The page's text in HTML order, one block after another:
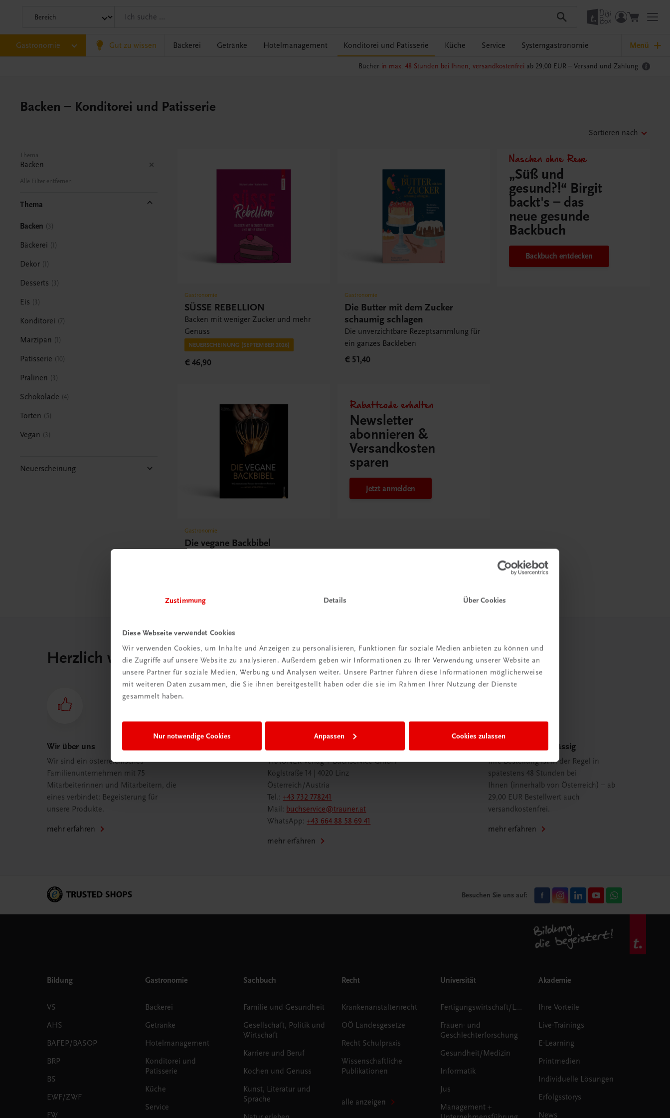
Zustimmung Details Über Cookies
Diese Webseite verwendet Cookies
Wir verwenden Cookies, um Inhalte und Anzeigen zu personalisieren, Funktionen für soziale Medien anbieten zu können und
die Zugriffe auf unsere Website zu analysieren. Außerdem geben wir Informationen zu Ihrer Verwendung unserer Website an
unsere Partner für soziale Medien, Werbung und Analysen weiter. Unsere Partner führen diese Informationen möglicherweise
mit weiteren Daten zusammen, die Sie ihnen bereitgestellt haben oder die sie im Rahmen Ihrer Nutzung der Dienste
gesammelt haben.
Nur notwendige Cookies Anpassen Cookies zulassen
Gastronomie Gut zu wissen Bäckerei Getränke Hotelmanagement Konditorei und Patisserie Küche Service Systemgastronomie Menü
Bücher in max. 48 Stunden bei Ihnen, versandkostenfrei ab 29,00 EUR – Versand und Zahlung
Backen – Konditorei und Patisserie
Sortieren nach
Thema
Backen
Alle Filter entfernen
Thema
Backen 3
Bäckerei 1
Dekor 1
Desserts 3
Eis 3
Konditorei 7
Marzipan 1
Patisserie 10
Pralinen 3
Schokolade 4
Torten 5
Vegan 3
Neuerscheinung
Gastronomie
SÜSSE REBELLION
Backen mit weniger Zucker und mehr
Genuss
NEUERSCHEINUNG (SEPTEMBER 2026)
€ 46,90
Gastronomie
Die Butter mit dem Zucker
schaumig schlagen
Die unverzichtbare Rezeptsammlung für
ein ganzes Backleben
€ 51,40
Naschen ohne Reue
„Süß und
gesund?!“ Birgit
backt's – das
neue gesunde
Backbuch
Backbuch entdecken
Gastronomie
Die vegane Backbibel
Rabattcode erhalten
Newsletter
abonnieren &
Versandkosten
sparen
Jetzt anmelden
Herzlich willkommen bei TRAUNER!
Wir über uns
Wir sind ein österreichisches
Familienunternehmen mit 75
Mitarbeiterinnen und Mitarbeitern, die
eines verbindet: Begeisterung für
unsere Produkte.
mehr erfahren
TRAUNER Verlag + Buchservice GmbH
Köglstraße 14 | 4020 Linz
Österreich/Austria
Tel.:+43 732 778241
Mail: buchservice@trauner.at
WhatsApp:+43 664 88 58 69 41
mehr erfahren
Schnell und zuverlässig
Ihre Bestellung ist in der Regel in
spätestens 48 Stunden bei
Ihnen (innerhalb von Österreich) – ab
29,00 EUR Bestellwert auch
versandkostenfrei.
mehr erfahren
Besuchen Sie uns auf:
Bildung
VS
AHS
BAFEP/BASOP
BRP
BS
EWF/ZWF
FW
Gastronomie
Bäckerei
Getränke
Hotelmanagement
Konditorei und
Patisserie
Küche
Service
Sachbuch
Familie und Gesundheit
Gesellschaft, Politik und
Wirtschaft
Karriere und Beruf
Kochen und Genuss
Kunst, Literatur und
Sprache
Recht
Krankenanstaltenrecht
OÖ Landesgesetze
Recht Schulpraxis
Wissenschaftliche
Publikationen
alle anzeigen
Universität
Fertigungswirtschaft/Logistik
Frauen- und
Geschlechterforschung
Gesundheit/Medizin
Informatik
Jus
Management +
Akademie
Ihre Vorteile
Live-Trainings
E-Learning
Printmedien
Individuelle Lösungen
Erfolgsstorys
News